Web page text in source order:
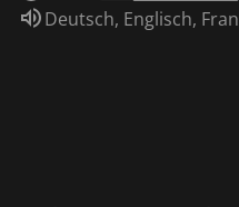
Sprache:
Deutsch, Englisch,